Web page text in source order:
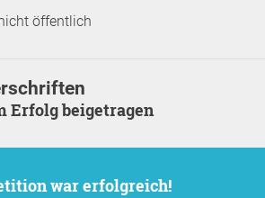
öffentlich
Erfolg beigetragen
war erfolgreich!